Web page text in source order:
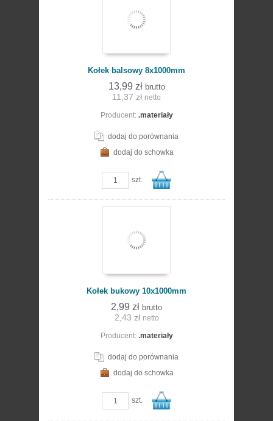
koszyka
Kołek balsowy 8x1000mm
13,99 zł brutto
11,37 zł netto
Producent: .materiały
dodaj do porównania
dodaj do schowka
szt.
koszyka
Kołek bukowy 10x1000mm
2,99 zł brutto
2,43 zł netto
Producent: .materiały
dodaj do porównania
dodaj do schowka
szt.